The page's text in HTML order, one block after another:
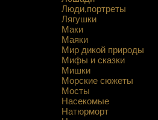
Люди,портреты
Лягушки
Маки
Маяки
Мир дикой природы
Мифы и сказки
Мишки
Морские сюжеты
Мосты
Насекомые
Натюрморт